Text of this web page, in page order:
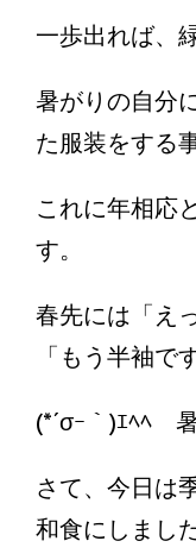
一歩出れば、
暑がりの自分
た服装をする事
これに年相応
す。
春先には「え
「もう半袖で
(*´σｰ｀)ｴﾍﾍ
さて、今日は
和食にしまし